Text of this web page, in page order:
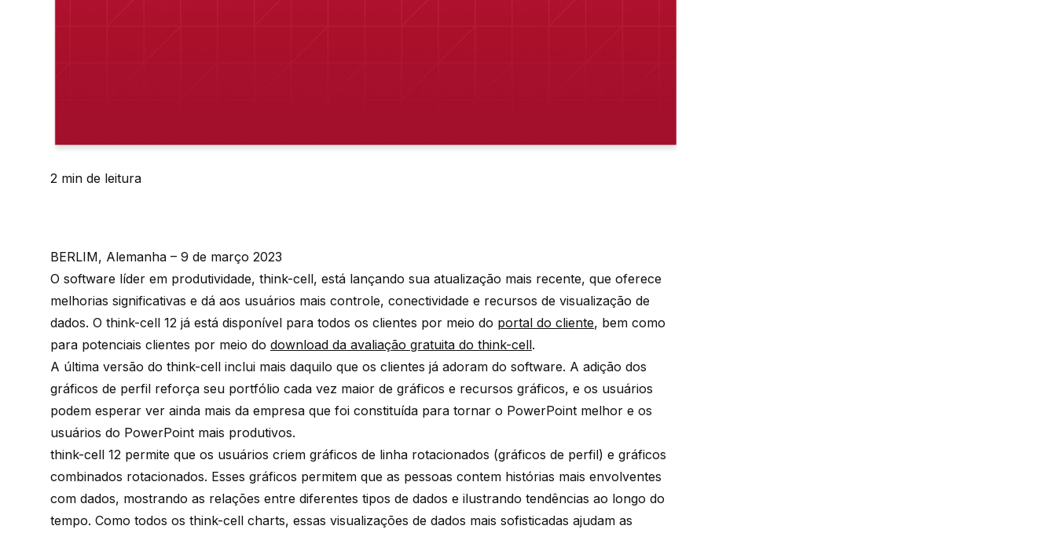
2 min de leitura
BERLIM, Alemanha – 9 de março 2023
O software líder em produtividade, think-cell, está lançando sua atualização mais recente, que oferece
melhorias significativas e dá aos usuários mais controle, conectividade e recursos de visualização de
dados. O think-cell 12 já está disponível para todos os clientes por meio do portal do cliente, bem como
para potenciais clientes por meio do download da avaliação gratuita do think-cell.
A última versão do think-cell inclui mais daquilo que os clientes já adoram do software. A adição dos
gráficos de perfil reforça seu portfólio cada vez maior de gráficos e recursos gráficos, e os usuários
podem esperar ver ainda mais da empresa que foi constituída para tornar o PowerPoint melhor e os
usuários do PowerPoint mais produtivos.
think-cell 12 permite que os usuários criem gráficos de linha rotacionados (gráficos de perfil) e gráficos
combinados rotacionados. Esses gráficos permitem que as pessoas contem histórias mais envolventes
com dados, mostrando as relações entre diferentes tipos de dados e ilustrando tendências ao longo do
tempo. Como todos os think-cell charts, essas visualizações de dados mais sofisticadas ajudam as